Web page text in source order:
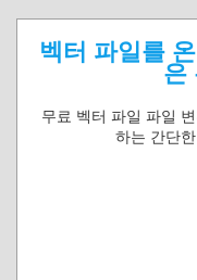
벡터 파일를
은
무료 벡터 파일 파일
하는 간단